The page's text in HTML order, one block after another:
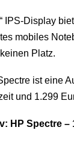
IPS-Display
mobiles
Platz.
ist eine
und 1.299
HP Spectre –